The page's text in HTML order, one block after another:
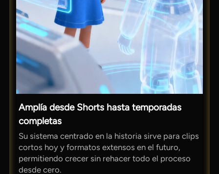
Amplía desde Shorts hasta temporadas
completas
Su sistema centrado en la historia sirve para clips
cortos hoy y formatos extensos en el futuro,
permitiendo crecer sin rehacer todo el proceso
desde cero.